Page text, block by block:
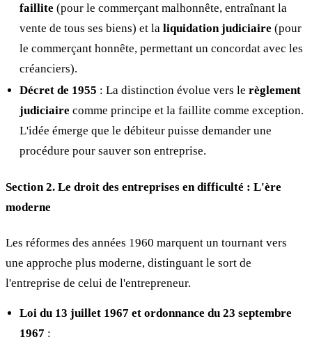
faillite (pour le commerçant malhonnête, entraînant la
vente de tous ses biens) et la liquidation judiciaire (pour
le commerçant honnête, permettant un concordat avec les
créanciers).
Décret de 1955 : La distinction évolue vers le règlement
judiciaire comme principe et la faillite comme exception.
L'idée émerge que le débiteur puisse demander une
procédure pour sauver son entreprise.
Section 2. Le droit des entreprises en difficulté : L'ère
moderne
Les réformes des années 1960 marquent un tournant vers
une approche plus moderne, distinguant le sort de
l'entreprise de celui de l'entrepreneur.
Loi du 13 juillet 1967 et ordonnance du 23 septembre
1967 :